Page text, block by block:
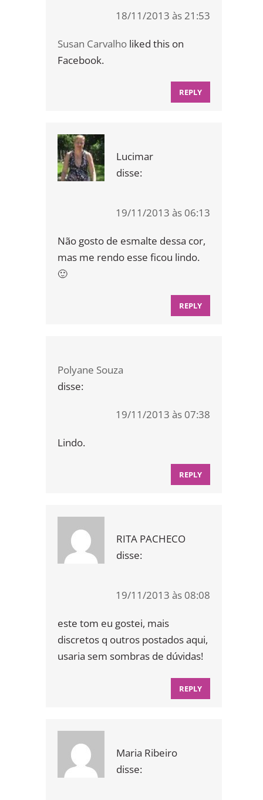
18/11/2013 às 21:53
Susan Carvalho liked this on
Facebook.
REPLY
Lucimar
disse:
19/11/2013 às 06:13
Não gosto de esmalte dessa cor,
mas me rendo esse ficou lindo.
🙂
REPLY
Polyane Souza
disse:
19/11/2013 às 07:38
Lindo.
REPLY
RITA PACHECO
disse:
19/11/2013 às 08:08
este tom eu gostei, mais
discretos q outros postados aqui,
usaria sem sombras de dúvidas!
REPLY
Maria Ribeiro
disse: